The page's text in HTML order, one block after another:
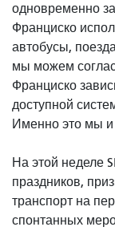
одновременно
Франциско
автобусы,
мы можем
Франциско
доступной
Именно это мы и
На этой неделе
праздников,
транспорт на
спонтанных